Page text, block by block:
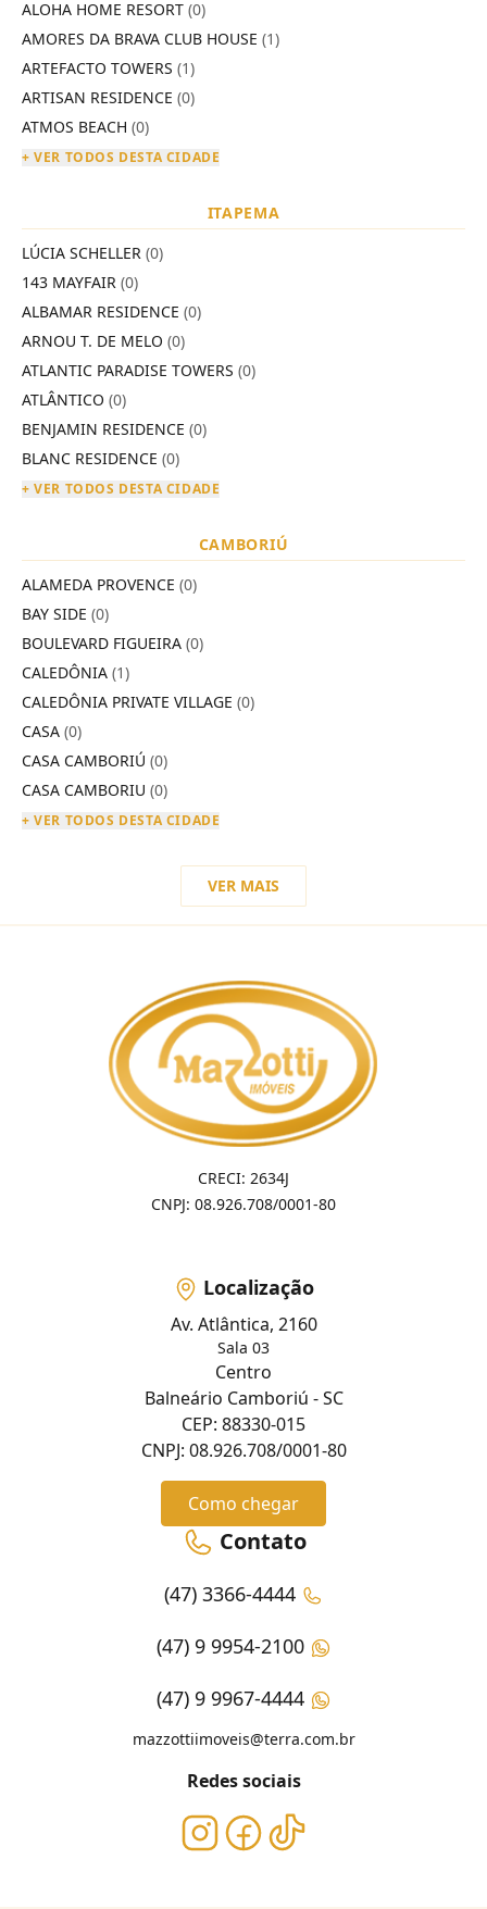
ALOHA HOME RESORT (0)
AMORES DA BRAVA CLUB HOUSE (1)
ARTEFACTO TOWERS (1)
ARTISAN RESIDENCE (0)
ATMOS BEACH (0)
+ VER TODOS DESTA CIDADE
ITAPEMA
LÚCIA SCHELLER (0)
143 MAYFAIR (0)
ALBAMAR RESIDENCE (0)
ARNOU T. DE MELO (0)
ATLANTIC PARADISE TOWERS (0)
ATLÂNTICO (0)
BENJAMIN RESIDENCE (0)
BLANC RESIDENCE (0)
+ VER TODOS DESTA CIDADE
CAMBORIÚ
ALAMEDA PROVENCE (0)
BAY SIDE (0)
BOULEVARD FIGUEIRA (0)
CALEDÔNIA (1)
CALEDÔNIA PRIVATE VILLAGE (0)
CASA (0)
CASA CAMBORIÚ (0)
CASA CAMBORIU (0)
+ VER TODOS DESTA CIDADE
VER MAIS
CRECI: 2634J
CNPJ: 08.926.708/0001-80
Localização
Av. Atlântica, 2160
Sala 03
Centro
Balneário Camboriú - SC
CEP: 88330-015
CNPJ: 08.926.708/0001-80
Como chegar
Contato
(47) 3366-4444
(47) 9 9954-2100
(47) 9 9967-4444
mazzottiimoveis@terra.com.br
Redes sociais